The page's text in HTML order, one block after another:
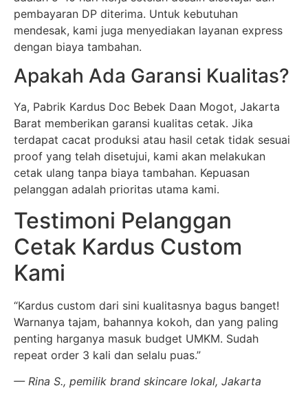
pembayaran DP diterima. Untuk kebutuhan
mendesak, kami juga menyediakan layanan express
dengan biaya tambahan.
Apakah Ada Garansi Kualitas?
Ya, Pabrik Kardus Doc Bebek Daan Mogot, Jakarta
Barat memberikan garansi kualitas cetak. Jika
terdapat cacat produksi atau hasil cetak tidak sesuai
proof yang telah disetujui, kami akan melakukan
cetak ulang tanpa biaya tambahan. Kepuasan
pelanggan adalah prioritas utama kami.
Testimoni Pelanggan
Cetak Kardus Custom
Kami
“Kardus custom dari sini kualitasnya bagus banget!
Warnanya tajam, bahannya kokoh, dan yang paling
penting harganya masuk budget UMKM. Sudah
repeat order 3 kali dan selalu puas.”
— Rina S., pemilik brand skincare lokal, Jakarta